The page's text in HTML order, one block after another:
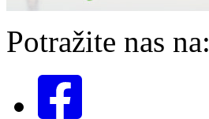
Potražite nas na: